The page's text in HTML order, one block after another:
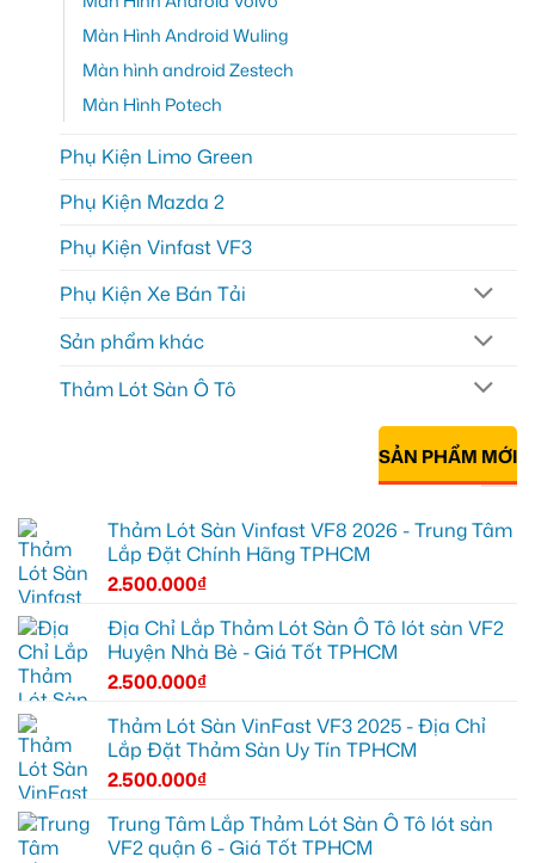
Màn Hình Android Wuling
Màn hình android Zestech
Màn Hình Potech
Phụ Kiện Limo Green
Phụ Kiện Mazda 2
Phụ Kiện Vinfast VF3
Phụ Kiện Xe Bán Tải
Sản phẩm khác
Thảm Lót Sàn Ô Tô
SẢN PHẨM MỚI
Thảm Lót Sàn Vinfast VF8 2026 - Trung Tâm
Lắp Đặt Chính Hãng TPHCM
2.500.000₫
Địa Chỉ Lắp Thảm Lót Sàn Ô Tô lót sàn VF2
Huyện Nhà Bè - Giá Tốt TPHCM
2.500.000₫
Thảm Lót Sàn VinFast VF3 2025 - Địa Chỉ
Lắp Đặt Thảm Sàn Uy Tín TPHCM
2.500.000₫
Trung Tâm Lắp Thảm Lót Sàn Ô Tô lót sàn
VF2 quận 6 - Giá Tốt TPHCM